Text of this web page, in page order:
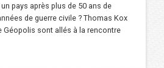
pays après plus de 50 ans de
de guerre civile ? Thomas Kox
Géopolis sont allés à la rencontre